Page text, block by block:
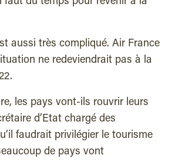
aussi très compliqué. Air France
ne redeviendrait pas à la
les pays vont-ils rouvrir leurs
d’Etat chargé des
faudrait privilégier le tourisme
de pays vont